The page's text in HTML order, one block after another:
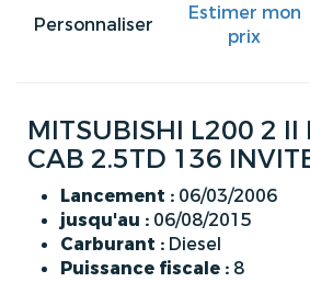
Personnaliser
Estimer mon
prix
MITSUBISHI L200 2 II
CAB 2.5TD 136
Lancement : 06/03/2006
jusqu'au : 06/08/2015
Carburant : Diesel
Puissance fiscale : 8